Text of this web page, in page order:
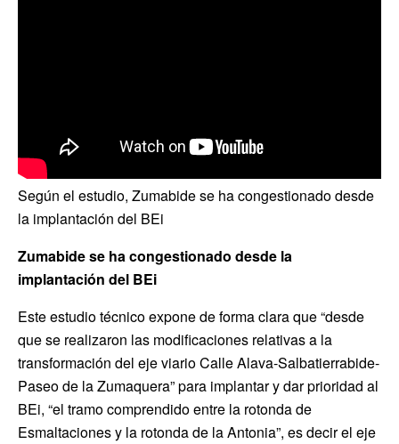
Según el estudio, Zumabide se ha congestionado desde
la implantación del BEi
Zumabide se ha congestionado desde la
implantación del BEi
Este estudio técnico expone de forma clara que “desde
que se realizaron las modificaciones relativas a la
transformación del eje viario Calle Alava-Salbatierrabide-
Paseo de la Zumaquera” para implantar y dar prioridad al
BEi, “el tramo comprendido entre la rotonda de
Esmaltaciones y la rotonda de la Antonia”, es decir el eje